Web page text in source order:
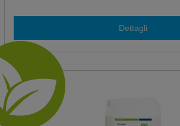
Dettagli